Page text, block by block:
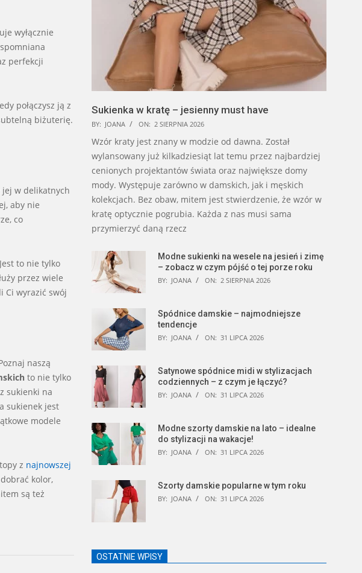
wyłącznie
perfekcji
połączysz ją z
biżuterię.
jej w delikatnych
aby nie
co
to nie tylko
przez wiele
Ci wyrazić swój
naszą
to nie tylko
sukienki na
sukienek jest
modele
z najnowszej
kolor,
są też
Sukienka w kratę – jesienny must have
BY: JOANA ON: 2 SIERPNIA 2026
Wzór kraty jest znany w modzie od dawna. Został
wylansowany już kilkadziesiąt lat temu przez najbardziej
cenionych projektantów świata oraz największe domy
mody. Występuje zarówno w damskich, jak i męskich
kolekcjach. Bez obaw, mitem jest stwierdzenie, że wzór w
kratę optycznie pogrubia. Każda z nas musi sama
przymierzyć daną rzecz
Modne sukienki na wesele na jesień i zimę
– zobacz w czym pójść o tej porze roku
BY: JOANA ON: 2 SIERPNIA 2026
Spódnice damskie – najmodniejsze
tendencje
BY: JOANA ON: 31 LIPCA 2026
Satynowe spódnice midi w stylizacjach
codziennych – z czym je łączyć?
BY: JOANA ON: 31 LIPCA 2026
Modne szorty damskie na lato – idealne
do stylizacji na wakacje!
BY: JOANA ON: 31 LIPCA 2026
Szorty damskie popularne w tym roku
BY: JOANA ON: 31 LIPCA 2026
OSTATNIE WPISY